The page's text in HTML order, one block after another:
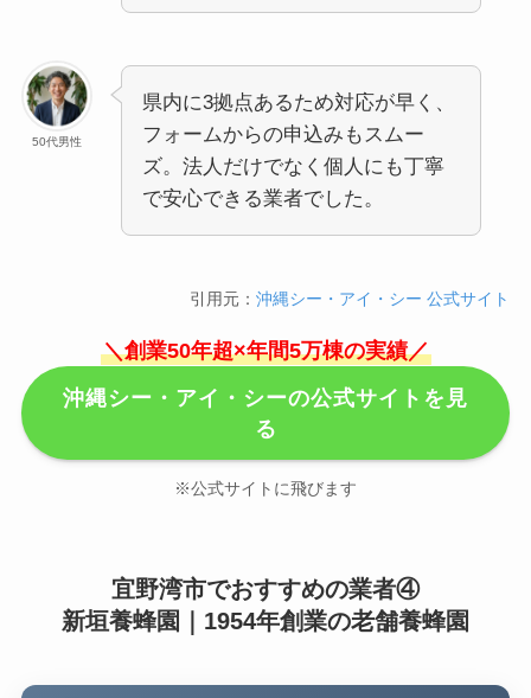
50代男性
県内に3拠点あるため対応が早く、
フォームからの申込みもスムー
ズ。法人だけでなく個人にも丁寧
で安心できる業者でした。
引用元：沖縄シー・アイ・シー 公式サイト
＼創業50年超×年間5万棟の実績／
沖縄シー・アイ・シーの公式サイトを見
る
※公式サイトに飛びます
宜野湾市でおすすめの業者④
新垣養蜂園｜1954年創業の老舗養蜂園